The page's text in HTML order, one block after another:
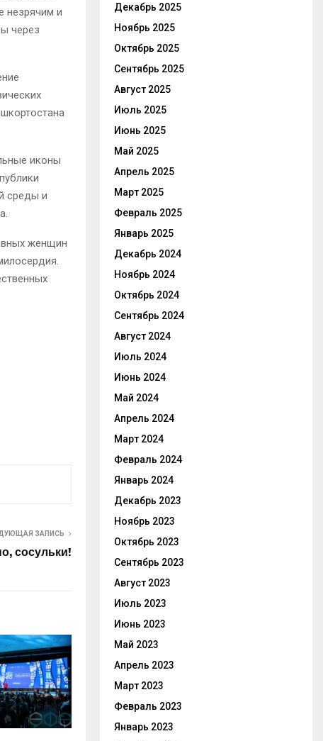
незрячим и
через
иконы
среды и
женщин
ЗАПИСЬ
сосульки!
Декабрь 2025
Ноябрь 2025
Октябрь 2025
Сентябрь 2025
Август 2025
Июль 2025
Июнь 2025
Май 2025
Апрель 2025
Март 2025
Февраль 2025
Январь 2025
Декабрь 2024
Ноябрь 2024
Октябрь 2024
Сентябрь 2024
Август 2024
Июль 2024
Июнь 2024
Май 2024
Апрель 2024
Март 2024
Февраль 2024
Январь 2024
Декабрь 2023
Ноябрь 2023
Октябрь 2023
Сентябрь 2023
Август 2023
Июль 2023
Июнь 2023
Май 2023
Апрель 2023
Март 2023
Февраль 2023
Январь 2023